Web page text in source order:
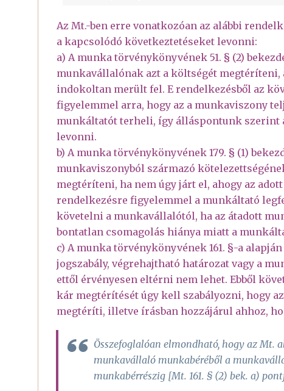
Az Mt.-ben erre vonatkozóan az alábbi
a kapcsolódó következtetéseket levonni:
a) A munka törvénykönyvének 51. § (2)
munkavállalónak azt a költségét
indokoltan merült fel. E rendelkezésből az
figyelemmel arra, hogy az a munkaviszony
munkáltatót terheli, így álláspontunk szerint
levonni.
b) A munka törvénykönyvének 179. § (1)
munkaviszonyból származó
megtéríteni, ha nem úgy járt el, ahogy az
rendelkezésre figyelemmel a munkáltató
követelni a munkavállalótól, ha az átadott
bontatlan csomagolás hiánya miatt a
c) A munka törvénykönyvének 161. §-a
jogszabály, végrehajtható határozat vagy a
ettől érvényesen eltérni nem lehet. Ebből
kár megtérítését úgy kell szabályozni, hogy
megtéríti, illetve írásban hozzájárul ahhoz,
Összefoglalóan elmondható, hogy az Mt.
munkavállaló munkabéréből a
munkabérrészig [Mt. 161. § (2) bek. a)